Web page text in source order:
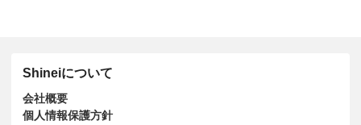
Shineiについて
会社概要
個人情報保護方針